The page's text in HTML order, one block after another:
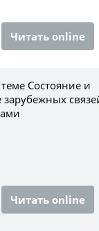
Читать online
Состояние и
зарубежных
Читать online